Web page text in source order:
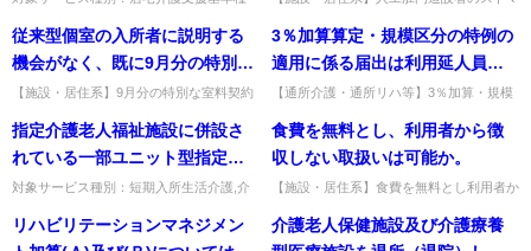
うなるか。
判断するのか、あるいは、系列
特定事業所集中減算の算定に当たって、対
象となる「特定事業所」の範囲...
からその実費を徴収できるか。
か。その他利用料として実費徴収可。障害
者施策の給付にも配慮する。出...
従来型個室の入所者に説明する
機会がなく、既に9月分の特別な
室料の契約を交わしてしまった
が、これから、当該契約を変更
し、9月分の特別な室料の支払い
対象となることは可能か。
【施設・居住系】9月分の特別な室料契約
置の対象になるか。9月分の室料を受けず
9月中に契約変更すれば対象...
3％加算算定・規模区分の特例の
適用に係る届出は利用延人員数
の減少が生じた月の翌月15日ま
でに行うこととされているが、
同日までに届出がなされなかっ
た場合、加算算定や特例の適用
を行うことはできないのか。
【通所介護・通所リハ等】3％加算・規模
場合、算定・適用できるか。届出がなけれ
ば算定・適用できない。出典...
指定介護老人福祉施設に併設さ
れている一部ユニット型指定短
期入所生活介護事業所が、指定
して指定された場合、それぞれ
対象サービス種別：短期入所生活介護,介
準「旧一部ユニット型事業所の併設の取扱
い」質問指定介護老人福祉施...
食費を無料とし、利用者から徴
収しない取扱いは可能か。
【施設・居住系】食費を無料とし利用者か
旨や質低下のおそれから適当でないと考え
られる。出典：平成17年1...
リハビリテーションマネジメン
介護老人保健施設及び介護療養